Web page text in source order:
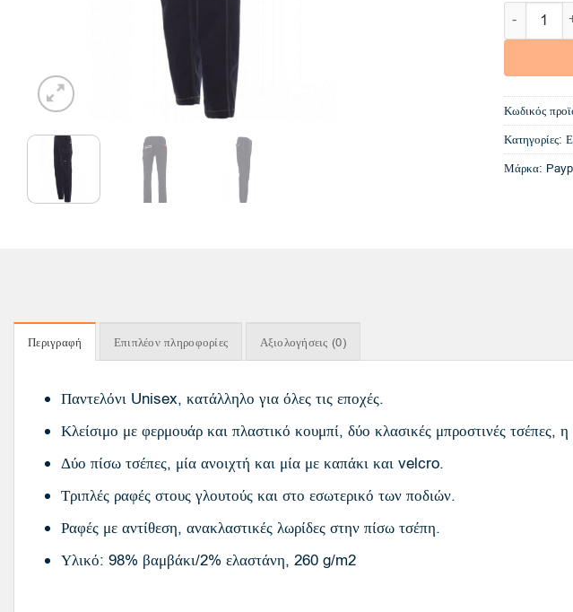
Payper
Κωδικός
Κατηγορίες:
Μάρκα:
Περιγραφή Επιπλέον πληροφορίες Αξιολογήσεις (0)
Παντελόνι Unisex, κατάλληλο για όλες τις εποχές.
Κλείσιμο με φερμουάρ και πλαστικό κουμπί, δύο κλασικές μπροστινές τσέπες,
Δύο πίσω τσέπες, μία ανοιχτή και μία με καπάκι και velcro.
Τριπλές ραφές στους γλουτούς και στο εσωτερικό των ποδιών.
Ραφές με αντίθεση, ανακλαστικές λωρίδες στην πίσω τσέπη.
Υλικό: 98% βαμβάκι/2% ελαστάνη, 260 g/m2